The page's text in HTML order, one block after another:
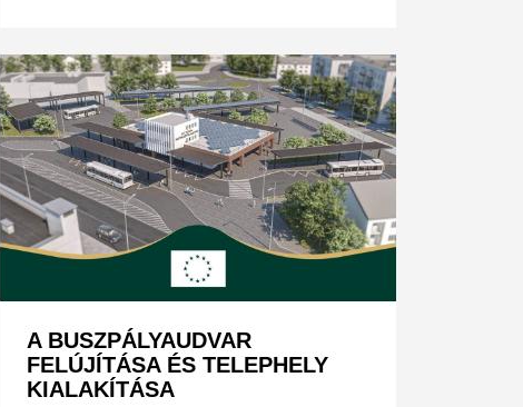
A BUSZPÁLYAUDVAR
FELÚJÍTÁSA ÉS TELEPHELY
KIALAKÍTÁSA